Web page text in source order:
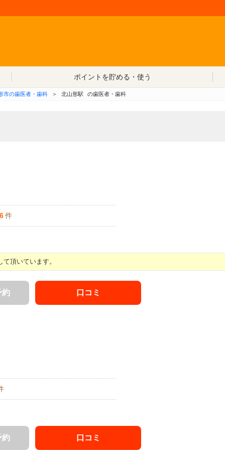
ポイントを貯める・使う
市の歯医者・歯科 ＞ 北山形駅 の歯医者・歯科
件
頂いています。
約 口コミ
約 口コミ